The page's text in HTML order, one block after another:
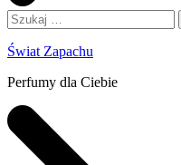
Szukaj:
Świat Zapachu
Perfumy dla Ciebie